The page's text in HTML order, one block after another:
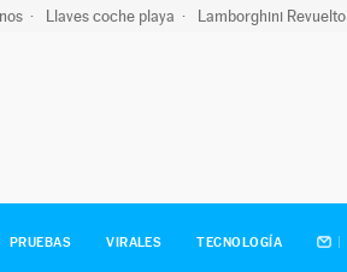
Llaves coche playa Lamborghini Revuelto
PRUEBAS VIRALES TECNOLOGÍA